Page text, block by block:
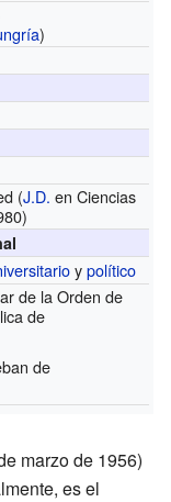
)
(J.D. en Ciencias
ypolítico
de la Orden de
de
de
marzo de 1956)
es el